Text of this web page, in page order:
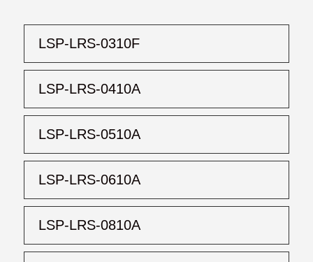
LSP-LRS-0310F
LSP-LRS-0410A
LSP-LRS-0510A
LSP-LRS-0610A
LSP-LRS-0810A